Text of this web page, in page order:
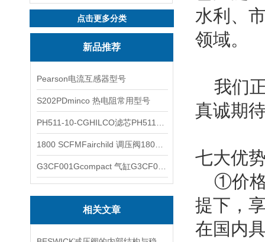
点击更多分类
新品推荐
Pearson电流互感器型号
S202PDminco 热电阻常用型号
相关文章
水利、
领域。
我们正
真诚期
七大优
①价格
提下，
在国内